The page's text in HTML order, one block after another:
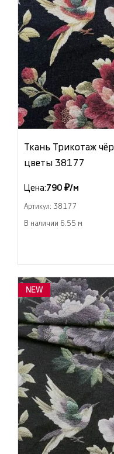
Ткань Трикотаж
цветы 38177
Цена:790 ₽/м
Артикул: 38177
В наличии 6.55 м
NEW